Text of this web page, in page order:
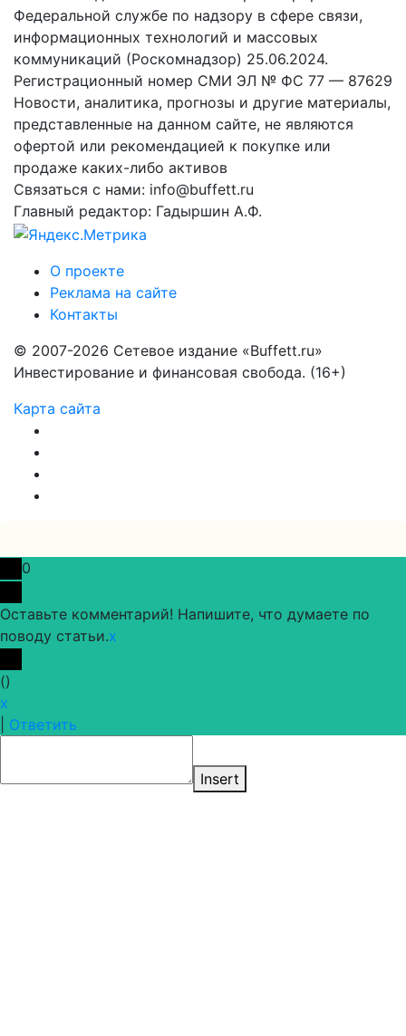
Федеральной службе по надзору в сфере связи,
информационных технологий и массовых
коммуникаций (Роскомнадзор) 25.06.2024.
Регистрационный номер СМИ ЭЛ № ФС 77 — 87629
Новости, аналитика, прогнозы и другие материалы,
представленные на данном сайте, не являются
офертой или рекомендацией к покупке или
продаже каких-либо активов
Связаться с нами: info@buffett.ru
Главный редактор: Гадыршин А.Ф.
О проекте
Реклама на сайте
Контакты
© 2007-2026 Сетевое издание «Buffett.ru»
Инвестирование и финансовая свобода. (16+)
Карта сайта
0
Оставьте комментарий! Напишите, что думаете по
поводу статьи.x
()
x
Ответить
Insert